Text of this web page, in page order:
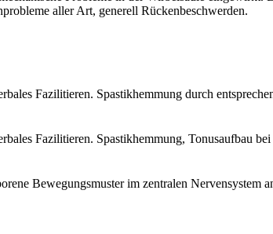
aller Art, generell Rückenbeschwerden.
Fazilitieren. Spastikhemmung durch
Fazilitieren. Spastikhemmung, Tonusaufbau
Bewegungsmuster im zentralen Nervensystem